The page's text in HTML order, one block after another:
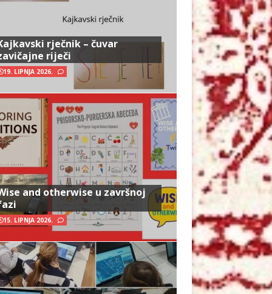
rječnik – čuvar
riječi
19. LIPNJA 2026.
and otherwise u završnoj
15. LIPNJA 2026.